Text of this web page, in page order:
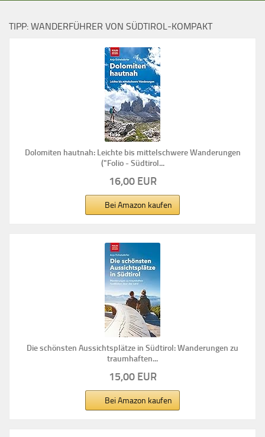
TIPP: WANDERFÜHRER VON SÜDTIROL-KOMPAKT
Dolomiten hautnah: Leichte bis mittelschwere Wanderungen
("Folio - Südtirol...
16,00 EUR
Bei Amazon kaufen
Die schönsten Aussichtsplätze in Südtirol: Wanderungen zu
traumhaften...
15,00 EUR
Bei Amazon kaufen